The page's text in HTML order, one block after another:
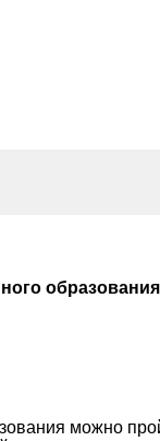
образования
можно